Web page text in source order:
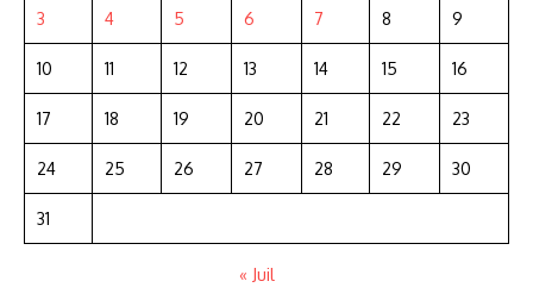
3 4 5 6 7 8 9
10 11 12 13 14 15 16
17 18 19 20 21 22 23
24 25 26 27 28 29 30
31
« Juil